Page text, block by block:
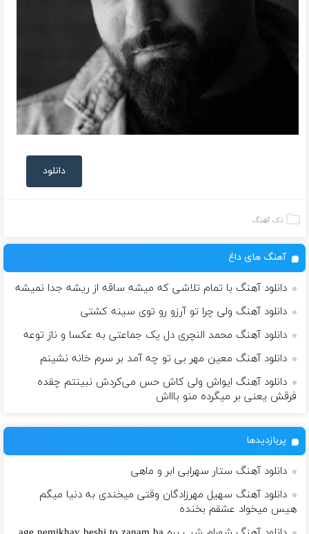
دانلود
تک آهنگ
آهنگ های داغ
دانلود آهنگ با تمام تلاشی که میشه ساقه از ریشه جدا نمیشه
دانلود آهنگ ولی چرا تو آرزو رو توی سینه کشتی
دانلود آهنگ محمد النچری دل یک جماعتی به عکسا و ناز توعه
دانلود آهنگ معین مهر بی تو چه آمد بر سرم خانه نشینم
دانلود آهنگ ایواش ولی کاش حس می‌کردش نبینتم چقده
فرقش یعنی بر میگرده منو باااش
پربازدیدها
دانلود آهنگ ستار سهرابی ابر و ماهی
دانلود آهنگ سهیل مهرزادگان وقتی میخندی به دنیا میگم
هیس میخواد عشقم بخنده